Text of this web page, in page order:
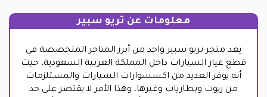
معلومات عن تريو سبير
يعد متجر تريو سبير واحد من أبرز المتاجر المتخصصة في
قطع غيار السيارات داخل المملكة العربية السعودية، حيث
أنه يوفر العديد من اكسسوارات السيارات والمستلزمات
من زيوت وبطاريات وغيرها، وهذا الأمر لا يقتصر على حد